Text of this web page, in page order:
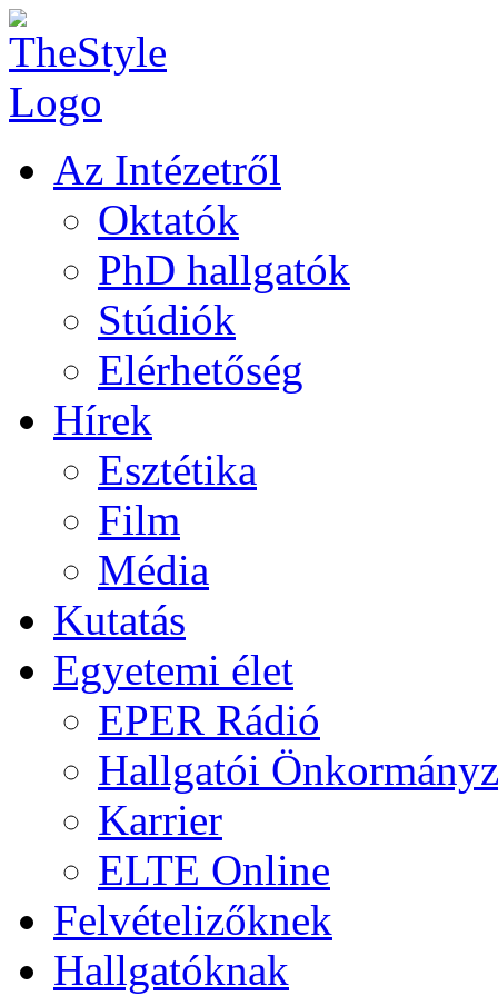
Az Intézetről
Oktatók
PhD hallgatók
Stúdiók
Elérhetőség
Hírek
Esztétika
Film
Média
Kutatás
Egyetemi élet
EPER Rádió
Hallgatói
Karrier
ELTE Online
Felvételizőknek
Hallgatóknak